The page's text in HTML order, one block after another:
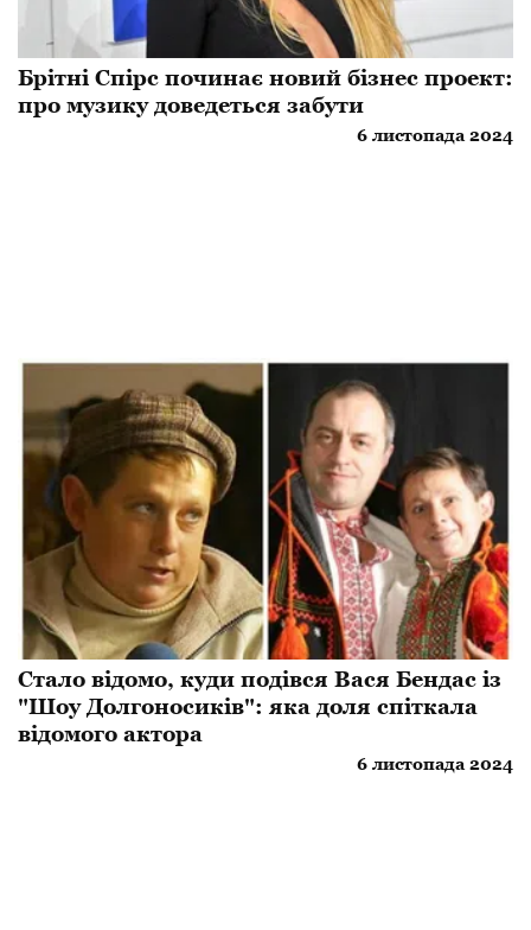
Брітні Спірс починає новий бізнес проект:
про музику доведеться забути
6 листопада 2024
Стало відомо, куди подівся Вася Бендас із
"Шоу Долгоносиків": яка доля спіткала
відомого актора
6 листопада 2024